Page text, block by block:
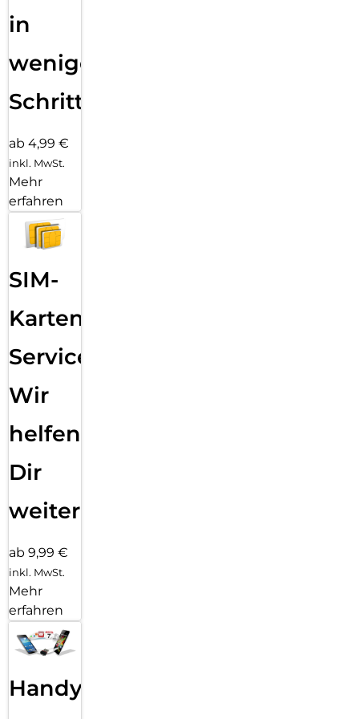
in
wenigen
Schritten
ab 4,99 €
inkl. MwSt.
Mehr
erfahren
SIM-
Karten
Service:
Wir
helfen
Dir
weiter
ab 9,99 €
inkl. MwSt.
Mehr
erfahren
Handy